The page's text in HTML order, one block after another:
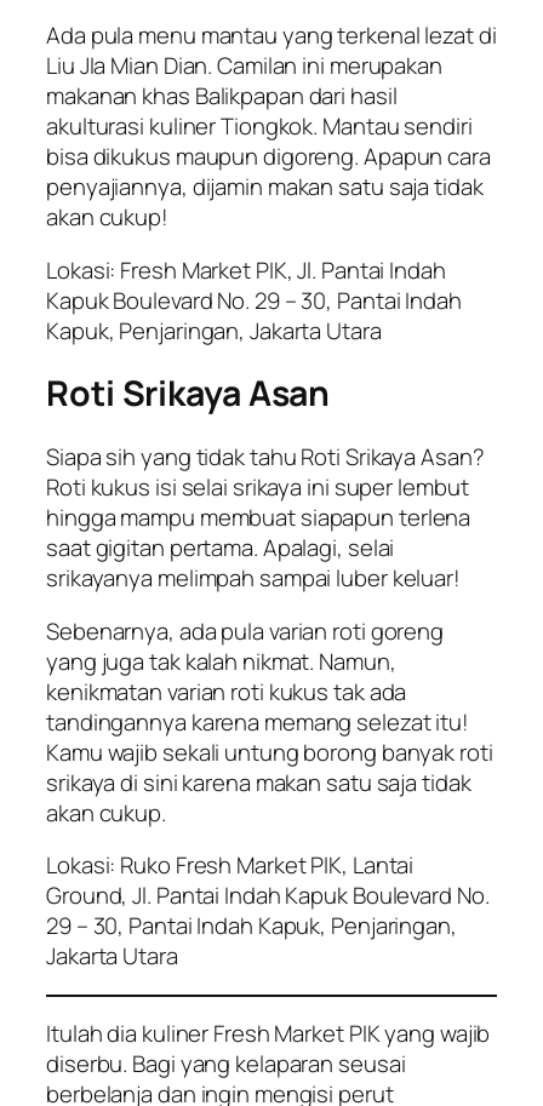
Ada pula menu mantau yang terkenal lezat di
Liu JIa Mian Dian. Camilan ini merupakan
makanan khas Balikpapan dari hasil
akulturasi kuliner Tiongkok. Mantau sendiri
bisa dikukus maupun digoreng. Apapun cara
penyajiannya, dijamin makan satu saja tidak
akan cukup!
Lokasi: Fresh Market PIK, Jl. Pantai Indah
Kapuk Boulevard No. 29 – 30, Pantai Indah
Kapuk, Penjaringan, Jakarta Utara
Roti Srikaya Asan
Siapa sih yang tidak tahu Roti Srikaya Asan?
Roti kukus isi selai srikaya ini super lembut
hingga mampu membuat siapapun terlena
saat gigitan pertama. Apalagi, selai
srikayanya melimpah sampai luber keluar!
Sebenarnya, ada pula varian roti goreng
yang juga tak kalah nikmat. Namun,
kenikmatan varian roti kukus tak ada
tandingannya karena memang selezat itu!
Kamu wajib sekali untung borong banyak roti
srikaya di sini karena makan satu saja tidak
akan cukup.
Lokasi: Ruko Fresh Market PIK, Lantai
Ground, Jl. Pantai Indah Kapuk Boulevard No.
29 – 30, Pantai Indah Kapuk, Penjaringan,
Jakarta Utara
Itulah dia kuliner Fresh Market PIK yang wajib
diserbu. Bagi yang kelaparan seusai
berbelanja dan ingin mengisi perut